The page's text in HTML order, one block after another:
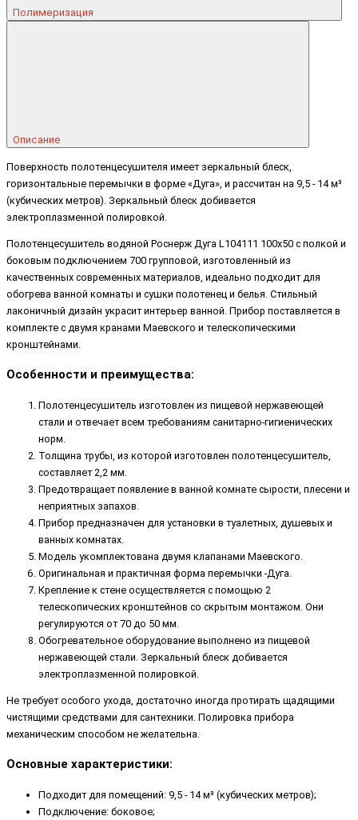
Полимеризация
Описание
Поверхность полотенцесушителя имеет зеркальный блеск,
горизонтальные перемычки в форме «Дуга», и рассчитан на 9,5 - 14 м³
(кубических метров). Зеркальный блеск добивается
электроплазменной полировкой.
Полотенцесушитель водяной Роснерж Дуга L104111 100x50 с полкой и
боковым подключением 700 групповой, изготовленный из
качественных современных материалов, идеально подходит для
обогрева ванной комнаты и сушки полотенец и белья. Стильный
лаконичный дизайн украсит интерьер ванной. Прибор поставляется в
комплекте с двумя кранами Маевского и телескопическими
кронштейнами.
Особенности и преимущества:
Полотенцесушитель изготовлен из пищевой нержавеющей
стали и отвечает всем требованиям санитарно-гигиенических
норм.
Толщина трубы, из которой изготовлен полотенцесушитель,
составляет 2,2 мм.
Предотвращает появление в ванной комнате сырости, плесени и
неприятных запахов.
Прибор предназначен для установки в туалетных, душевых и
ванных комнатах.
Модель укомплектована двумя клапанами Маевского.
Оригинальная и практичная форма перемычки -Дуга.
Крепление к стене осуществляется с помощью 2
телескопических кронштейнов со скрытым монтажом. Они
регулируются от 70 до 50 мм.
Обогревательное оборудование выполнено из пищевой
нержавеющей стали. Зеркальный блеск добивается
электроплазменной полировкой.
Не требует особого ухода, достаточно иногда протирать щадящими
чистящими средствами для сантехники. Полировка прибора
механическим способом не желательна.
Основные характеристики:
Подходит для помещений: 9,5 - 14 м³ (кубических метров);
Подключение: боковое;